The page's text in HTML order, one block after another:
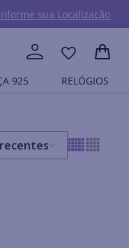
sua Localização
925 RELÓGIOS